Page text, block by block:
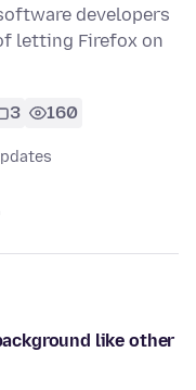
developers
letting Firefox on
3 160
like other